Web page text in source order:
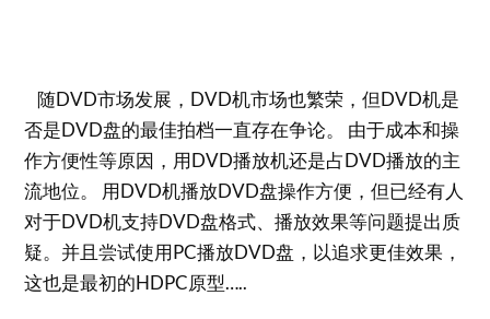
随DVD市场发展，DVD机市场也繁荣，但DVD机是
否是DVD盘的最佳拍档一直存在争论。 由于成本和操
作方便性等原因，用DVD播放机还是占DVD播放的主
流地位。 用DVD机播放DVD盘操作方便，但已经有人
对于DVD机支持DVD盘格式、播放效果等问题提出质
疑。并且尝试使用PC播放DVD盘，以追求更佳效果，
这也是最初的HDPC原型…..